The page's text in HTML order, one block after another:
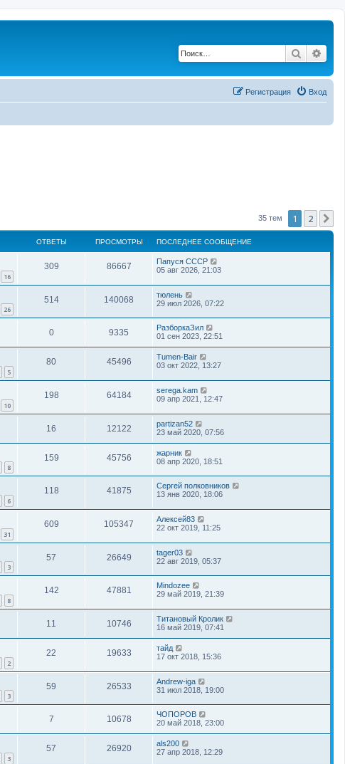
Поиск
Вход
Регистрация
35 тем 1 2
ОТВЕТЫ ПРОСМОТРЫ ПОСЛЕДНЕЕ СООБЩЕНИЕ
16
309 86667
Папуся СССР
05 авг 2026, 21:03
26
514 140068
тюлень
29 июл 2026, 07:22
0 9335
РазборкаЗил
01 сен 2023, 22:51
5
80 45496
Tumen-Bair
03 окт 2022, 13:27
10
198 64184
serega.kam
09 апр 2021, 12:47
16 12122
partizan52
23 май 2020, 07:56
8
159 45756
жарник
08 апр 2020, 18:51
6
118 41875
Сергей полковников
13 янв 2020, 18:06
31
609 105347
Алексей83
22 окт 2019, 11:25
3
57 26649
tager03
22 авг 2019, 05:37
8
142 47881
Mindozee
29 май 2019, 21:39
11 10746
Титановый Кролик
16 май 2019, 07:41
2
22 19633
тайд
17 окт 2018, 15:36
3
59 26533
Andrew-iga
31 июл 2018, 19:00
7 10678
ЧОПОРОВ
20 май 2018, 23:00
3
57 26920
als200
27 апр 2018, 12:29